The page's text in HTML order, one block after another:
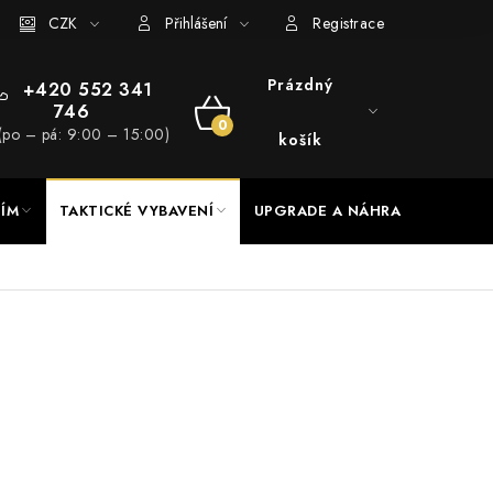
a servis Hodnocení obchodu
CZK Přihlášení Registrace
+420 552 341
746
– pá: 9:00 – 15:00)
NÁKUPNÍ
Prázdný
košík
TAKTICKÉ VYBAVENÍ UPGRADE A NÁHRADNÍ DÍLY